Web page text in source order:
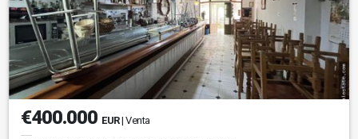
€400.000 EUR| Venta